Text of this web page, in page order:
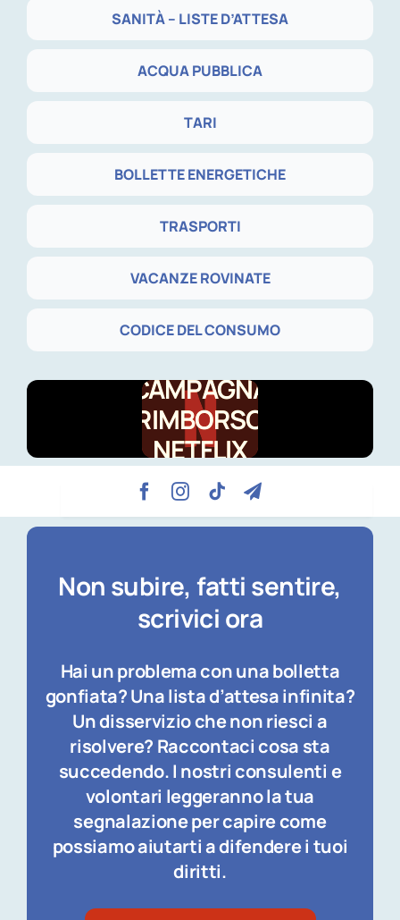
SANITÀ – LISTE D’ATTESA
ACQUA PUBBLICA
TARI
BOLLETTE ENERGETICHE
TRASPORTI
VACANZE ROVINATE
CODICE DEL CONSUMO
CAMPAGNA
RIMBORSO
NETFLIX
Non subire, fatti sentire,
scrivici ora
Hai un problema con una bolletta
gonfiata? Una lista d’attesa infinita?
Un disservizio che non riesci a
risolvere? Raccontaci cosa sta
succedendo. I nostri consulenti e
volontari leggeranno la tua
segnalazione per capire come
possiamo aiutarti a difendere i tuoi
diritti.